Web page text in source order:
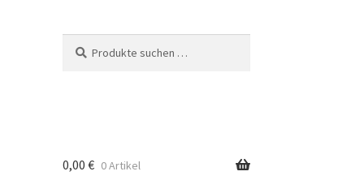
nach:
0,00 € 0 Artikel